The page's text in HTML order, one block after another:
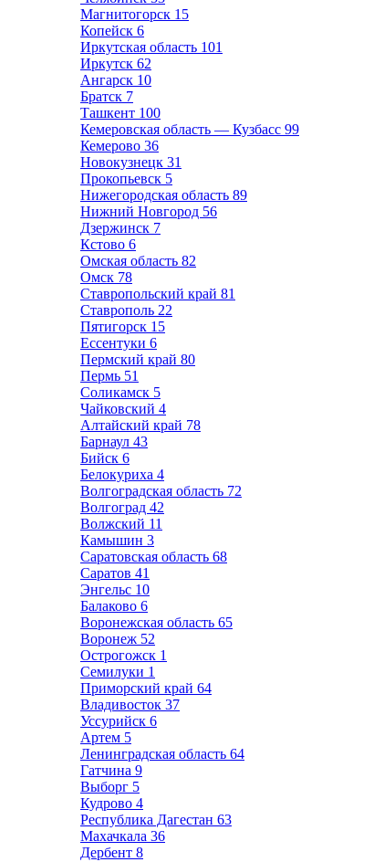
Магнитогорск 15
Копейск 6
Иркутская область 101
Иркутск 62
Ангарск 10
Братск 7
Ташкент 100
Кемеровская область — Кузбасс 99
Кемерово 36
Новокузнецк 31
Прокопьевск 5
Нижегородская область 89
Нижний Новгород 56
Дзержинск 7
Кстово 6
Омская область 82
Омск 78
Ставропольский край 81
Ставрополь 22
Пятигорск 15
Ессентуки 6
Пермский край 80
Пермь 51
Соликамск 5
Чайковский 4
Алтайский край 78
Барнаул 43
Бийск 6
Белокуриха 4
Волгоградская область 72
Волгоград 42
Волжский 11
Камышин 3
Саратовская область 68
Саратов 41
Энгельс 10
Балаково 6
Воронежская область 65
Воронеж 52
Острогожск 1
Семилуки 1
Приморский край 64
Владивосток 37
Уссурийск 6
Артем 5
Ленинградская область 64
Гатчина 9
Выборг 5
Кудрово 4
Республика Дагестан 63
Махачкала 36
Дербент 8